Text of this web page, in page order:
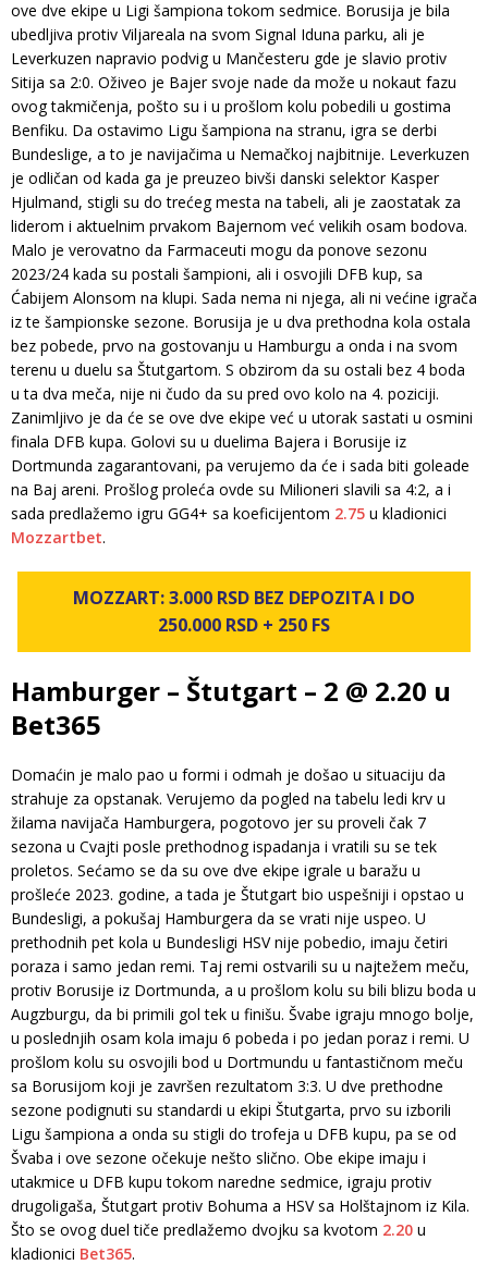
ove dve ekipe u Ligi šampiona tokom sedmice. Borusija je bila
ubedljiva protiv Viljareala na svom Signal Iduna parku, ali je
Leverkuzen napravio podvig u Mančesteru gde je slavio protiv
Sitija sa 2:0. Oživeo je Bajer svoje nade da može u nokaut fazu
ovog takmičenja, pošto su i u prošlom kolu pobedili u gostima
Benfiku. Da ostavimo Ligu šampiona na stranu, igra se derbi
Bundeslige, a to je navijačima u Nemačkoj najbitnije. Leverkuzen
je odličan od kada ga je preuzeo bivši danski selektor Kasper
Hjulmand, stigli su do trećeg mesta na tabeli, ali je zaostatak za
liderom i aktuelnim prvakom Bajernom već velikih osam bodova.
Malo je verovatno da Farmaceuti mogu da ponove sezonu
2023/24 kada su postali šampioni, ali i osvojili DFB kup, sa
Ćabijem Alonsom na klupi. Sada nema ni njega, ali ni većine igrača
iz te šampionske sezone. Borusija je u dva prethodna kola ostala
bez pobede, prvo na gostovanju u Hamburgu a onda i na svom
terenu u duelu sa Štutgartom. S obzirom da su ostali bez 4 boda
u ta dva meča, nije ni čudo da su pred ovo kolo na 4. poziciji.
Zanimljivo je da će se ove dve ekipe već u utorak sastati u osmini
finala DFB kupa. Golovi su u duelima Bajera i Borusije iz
Dortmunda zagarantovani, pa verujemo da će i sada biti goleade
na Baj areni. Prošlog proleća ovde su Milioneri slavili sa 4:2, a i
sada predlažemo igru GG4+ sa koeficijentom 2.75 u kladionici
Mozzartbet.
MOZZART: 3.000 RSD BEZ DEPOZITA I DO
250.000 RSD + 250 FS
Hamburger – Štutgart – 2 @ 2.20 u
Bet365
Domaćin je malo pao u formi i odmah je došao u situaciju da
strahuje za opstanak. Verujemo da pogled na tabelu ledi krv u
žilama navijača Hamburgera, pogotovo jer su proveli čak 7
sezona u Cvajti posle prethodnog ispadanja i vratili su se tek
proletos. Sećamo se da su ove dve ekipe igrale u baražu u
prošleće 2023. godine, a tada je Štutgart bio uspešniji i opstao u
Bundesligi, a pokušaj Hamburgera da se vrati nije uspeo. U
prethodnih pet kola u Bundesligi HSV nije pobedio, imaju četiri
poraza i samo jedan remi. Taj remi ostvarili su u najtežem meču,
protiv Borusije iz Dortmunda, a u prošlom kolu su bili blizu boda u
Augzburgu, da bi primili gol tek u finišu. Švabe igraju mnogo bolje,
u poslednjih osam kola imaju 6 pobeda i po jedan poraz i remi. U
prošlom kolu su osvojili bod u Dortmundu u fantastičnom meču
sa Borusijom koji je završen rezultatom 3:3. U dve prethodne
sezone podignuti su standardi u ekipi Štutgarta, prvo su izborili
Ligu šampiona a onda su stigli do trofeja u DFB kupu, pa se od
Švaba i ove sezone očekuje nešto slično. Obe ekipe imaju i
utakmice u DFB kupu tokom naredne sedmice, igraju protiv
drugoligaša, Štutgart protiv Bohuma a HSV sa Holštajnom iz Kila.
Što se ovog duel tiče predlažemo dvojku sa kvotom 2.20 u
kladionici Bet365.